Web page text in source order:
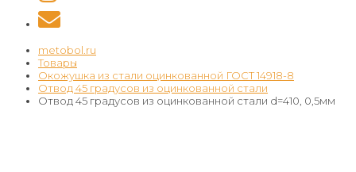
metobol.ru
Товары
Окожушка из стали оцинкованной ГОСТ 14918-8
Отвод 45 градусов из оцинкованной стали
Отвод 45 градусов из оцинкованной стали d=410, 0,5мм